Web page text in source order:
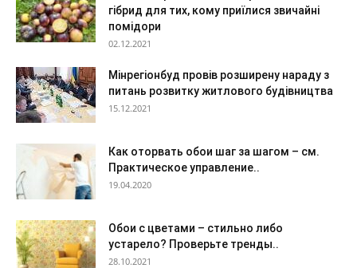
гібрид для тих, кому приїлися звичайні
помідори
02.12.2021
Мінрегіонбуд провів розширену нараду з
питань розвитку житлового будівництва
15.12.2021
Как оторвать обои шаг за шагом – см.
Практическое управление..
19.04.2020
Обои с цветами – стильно либо
устарело? Проверьте тренды..
28.10.2021